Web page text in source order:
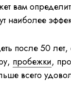
вам
наиболее
после 50
пробежки,
всего